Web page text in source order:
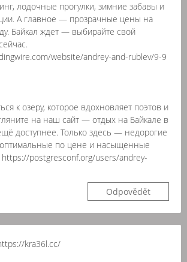
лодочные прогулки, зимние забавы и
А главное — прозрачные цены на
Байкал ждет — выбирайте свой
website/andrey-and-rublev/9-9
к озеру, которое вдохновляет поэтов и
на наш сайт — отдых на Байкале в
доступнее. Только здесь — недорогие
оптимальные по цене и насыщенные
https://postgresconf.org/users/andrey-
Odpovědět
kra36l.cc/